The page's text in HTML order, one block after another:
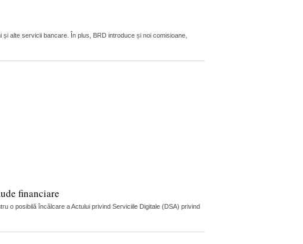
alte servicii bancare. În plus, BRD introduce și noi comisioane,
financiare
o posibilă încălcare a Actului privind Serviciile Digitale (DSA) privind